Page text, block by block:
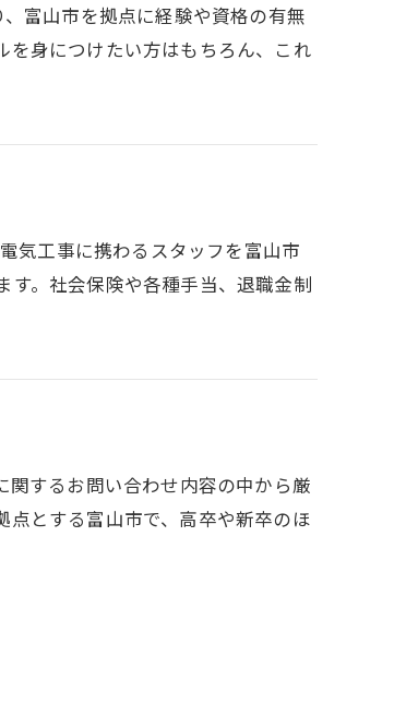
富山市を拠点に経験や資格の有無
を身につけたい方はもちろん、これ
気工事に携わるスタッフを富山市
す。社会保険や各種手当、退職金制
関するお問い合わせ内容の中から厳
とする富山市で、高卒や新卒のほ